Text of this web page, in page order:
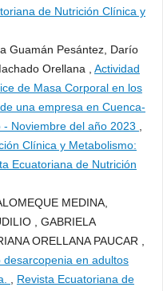
de Nutrición Clínica y
Guamán Pesántez, Darío
Orellana , Actividad
de Masa Corporal en los
una empresa en Cuenca-
Noviembre del año 2023 ,
Clínica y Metabolismo:
Ecuatoriana de Nutrición
MEDINA,
, GABRIELA
ORELLANA PAUCAR ,
en adultos
, Revista Ecuatoriana de